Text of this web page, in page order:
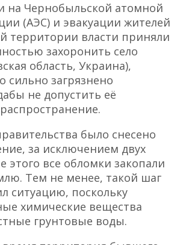
на Чернобыльской атомной
(АЭС) и эвакуации жителей
территории власти приняли
захоронить село
область, Украина),
сильно загрязнено
не допустить её
было снесено
за исключением двух
этого все обломки закопали
Тем не менее, такой шаг
ситуацию, поскольку
химические вещества
грунтовые воды.